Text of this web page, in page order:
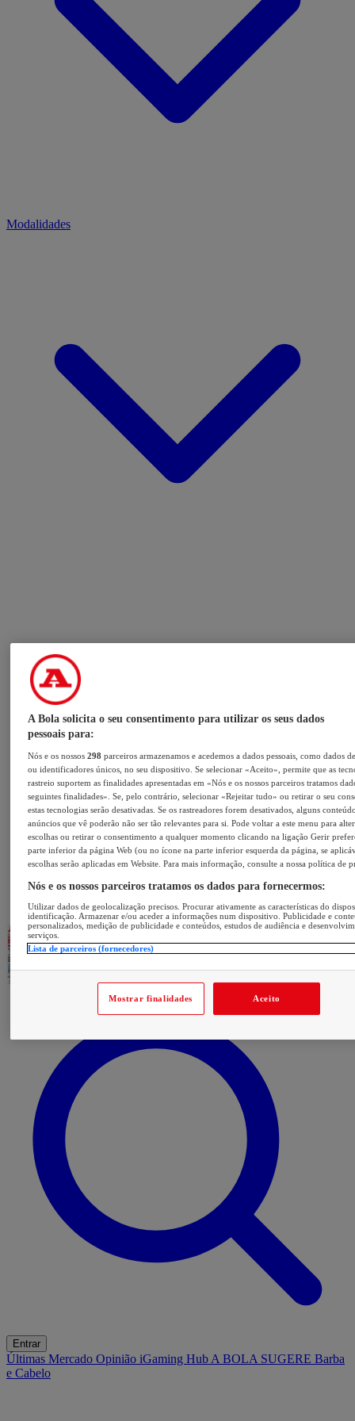
Modalidades
Entrar
Últimas Mercado Opinião iGaming Hub A BOLA SUGERE Barba
e Cabelo
A Bola solicita o seu consentimento para utilizar os seus dados
pessoais para:
Nós e os nossos298 parceiros armazenamos e acedemos a dados pessoais, como dados
ou identificadores únicos, no seu dispositivo. Se selecionar «Aceito», permite que as
rastreio suportem as finalidades apresentadas em «Nós e os nossos parceiros tratamos
seguintes finalidades». Se, pelo contrário, selecionar «Rejeitar tudo» ou retirar o seu
estas tecnologias serão desativadas. Se os rastreadores forem desativados, alguns
anúncios que vê poderão não ser tão relevantes para si. Pode voltar a este menu para
escolhas ou retirar o consentimento a qualquer momento clicando na ligação Gerir
parte inferior da página Web (ou no ícone na parte inferior esquerda da página, se
escolhas serão aplicadas em Website. Para mais informação, consulte a nossa política de
Nós e os nossos parceiros tratamos os dados para fornecermos:
Utilizar dados de geolocalização precisos. Procurar ativamente as características do
identificação. Armazenar e/ou aceder a informações num dispositivo. Publicidade e
personalizados, medição de publicidade e conteúdos, estudos de audiência e
serviços.
Lista de parceiros (fornecedores)
Mostrar finalidades Aceito